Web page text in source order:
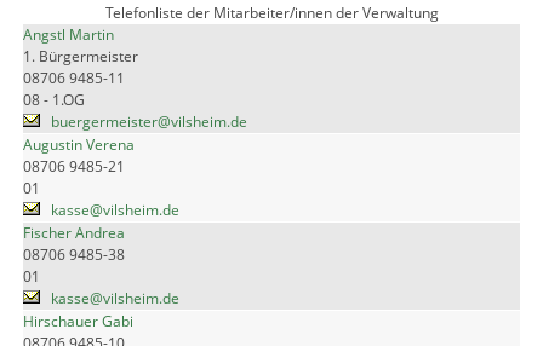
Telefonliste der Mitarbeiter/innen der Verwaltung
Angstl Martin
1. Bürgermeister
08706 9485-11
08 - 1.OG
buergermeister@vilsheim.de
Augustin Verena
08706 9485-21
01
kasse@vilsheim.de
Fischer Andrea
08706 9485-38
01
kasse@vilsheim.de
Hirschauer Gabi